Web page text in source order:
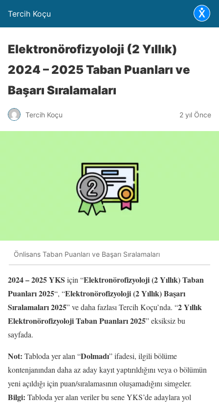
Tercih Koçu
Elektronörofizyoloji (2 Yıllık)
2024 – 2025 Taban Puanları ve
Başarı Sıralamaları
Tercih Koçu 2 yıl Önce
Önlisans Taban Puanları ve Başarı Sıralamaları
2024 – 2025YKS için “Elektronörofizyoloji (2 Yıllık) Taban
Puanları 2025“, “Elektronörofizyoloji (2 Yıllık) Başarı
Sıralamaları 2025” ve daha fazlası Tercih Koçu’nda. “2 Yıllık
Elektronörofizyoloji Taban Puanları 2025” eksiksiz bu
sayfada.
Not: Tabloda yer alan “Dolmadı” ifadesi, ilgili bölüme
kontenjanından daha az aday kayıt yaptırıldığını veya o bölümün
yeni açıldığı için puan/sıralamasının oluşamadığını simgeler.
Bilgi: Tabloda yer alan veriler bu sene YKS’de adaylara yol